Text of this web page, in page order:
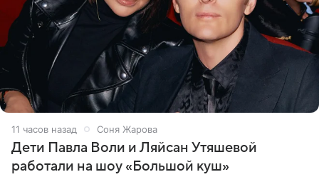
11 часов назад Соня Жарова
Дети Павла Воли и Ляйсан Утяшевой
работали на шоу «Большой куш»